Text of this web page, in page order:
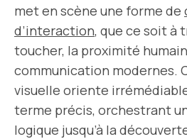
met en scène une forme de
d’interaction, que ce soit à
toucher, la proximité
communication modernes.
visuelle oriente
terme précis, orchestrant
logique jusqu’à la